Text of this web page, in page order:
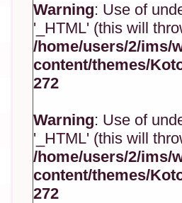
Warning: Use of
'_HTML' (this will
/home/users/2/ims/
content/themes/
272
Warning: Use of
'_HTML' (this will
/home/users/2/ims/
content/themes/
272